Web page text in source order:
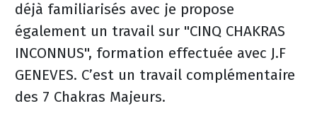
déjà familiarisés avec je propose
également un travail sur "CINQ CHAKRAS
INCONNUS", formation effectuée avec J.F
GENEVES. C’est un travail complémentaire
des 7 Chakras Majeurs.